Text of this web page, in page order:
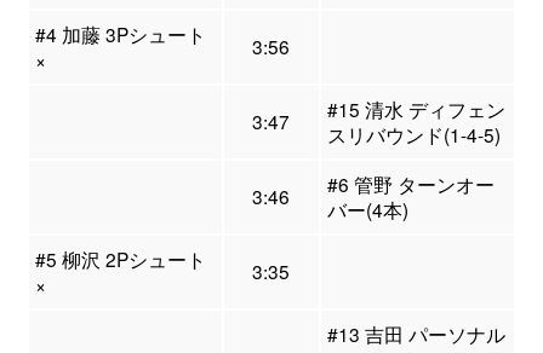
#4 加藤 3Pシュート
×
3:56
3:47
#15 清水 ディフェン
スリバウンド(1-4-5)
3:46
#6 管野 ターンオー
バー(4本)
#5 柳沢 2Pシュート
×
3:35
#13 吉田 パーソナル